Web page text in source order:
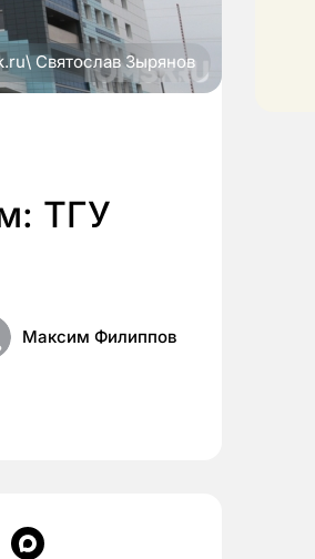
Святослав Зырянов
ТГУ
Максим Филиппов